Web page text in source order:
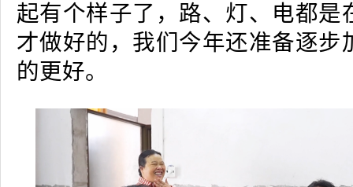
起有个样子了，路、灯、电都是
才做好的，我们今年还准备逐步
的更好。